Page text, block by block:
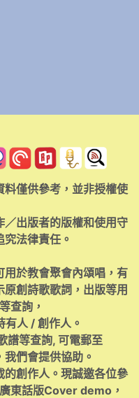
僅供參考，並非授權使
出版者的版權和使用守
法律責任。
於教會聚會內頌唱，有
創詩歌歌詞，出版等用
查詢，
人 / 創作人。
譜等查詢, 可電郵至
我們會提供協助。
創作人。現誠邀各位參
東話版Cover demo，